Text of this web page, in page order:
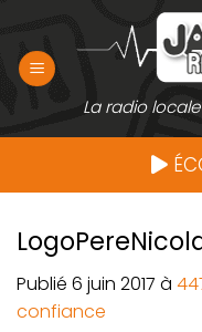
contenu
La radio locale
Publié 6 juin 2017 à
confiance